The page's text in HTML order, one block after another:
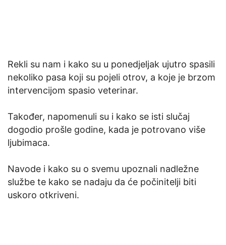
Rekli su nam i kako su u ponedjeljak ujutro spasili
nekoliko pasa koji su pojeli otrov, a koje je brzom
intervencijom spasio veterinar.
Također, napomenuli su i kako se isti slučaj
dogodio prošle godine, kada je potrovano više
ljubimaca.
Navode i kako su o svemu upoznali nadležne
službe te kako se nadaju da će počinitelji biti
uskoro otkriveni.